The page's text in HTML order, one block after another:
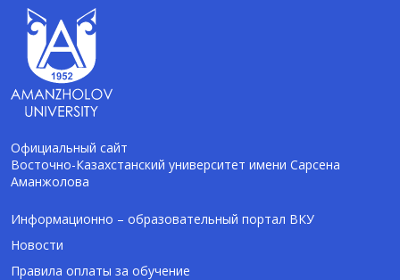
Официальный сайт
Восточно-Казахстанский университет имени Сарсена
Аманжолова
Информационно – образовательный портал ВКУ
Новости
Правила оплаты за обучение
Помощник Amanzholov University
Здравствуйте! Я AI-Talapker — помощник